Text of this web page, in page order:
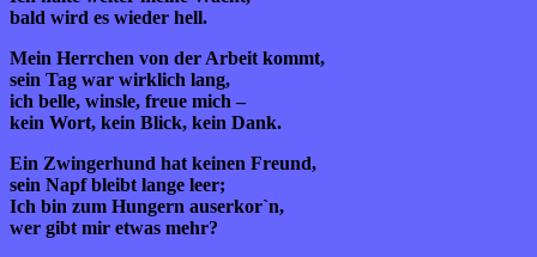
bald wird es wieder hell.
Mein Herrchen von der Arbeit kommt,
sein Tag war wirklich lang,
ich belle, winsle, freue mich –
kein Wort, kein Blick, kein Dank.
Ein Zwingerhund hat keinen Freund,
sein Napf bleibt lange leer;
Ich bin zum Hungern auserkor`n,
wer gibt mir etwas mehr?